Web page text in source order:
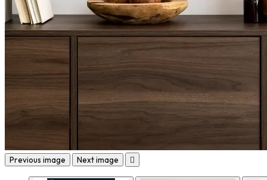
Previous image Next image 